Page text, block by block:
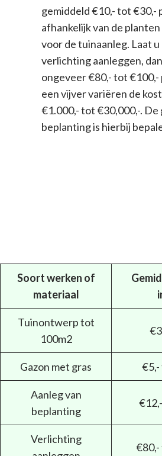
gemiddeld €10,- tot €30,-
afhankelijk van de
voor de tuinaanleg. Laat u
verlichting aanleggen,
ongeveer €80,- tot €100,-
een vijver variëren de
€1.000,- tot €30,000,-.
beplanting is hierbij
Soort werken of
materiaal
Tuinontwerp tot
100m2
Gazon met gras €5,-
Aanleg van
beplanting
Verlichting
€80,-